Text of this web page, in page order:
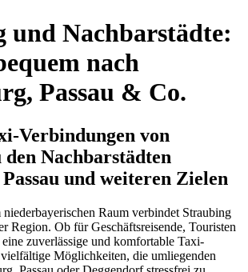
und Nachbarstädte:
nach
Passau & Co.
Verbindungen von
Nachbarstädten
und weiteren Zielen
Raum verbindet Straubing
Region. Ob für Geschäftsreisende, Touristen
zuverlässige und komfortable Taxi-
Möglichkeiten, die umliegenden